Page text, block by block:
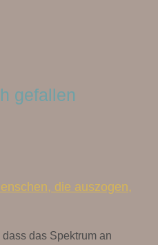
gefallen
die auszogen,
das Spektrum an